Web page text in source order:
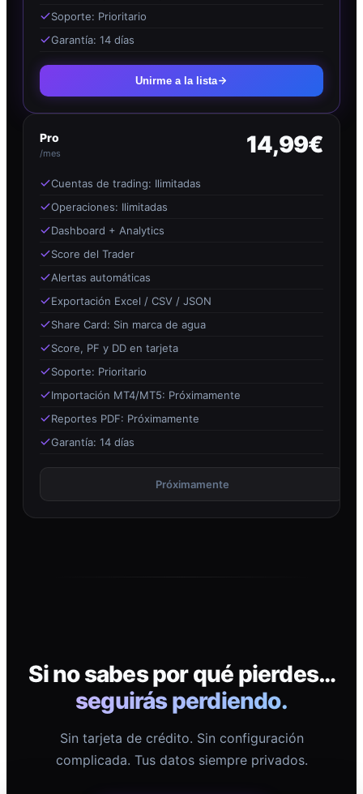
Soporte: Prioritario
Garantía: 14 días
Unirme a la lista
Pro
/mes 14,99€
Cuentas de trading: Ilimitadas
Operaciones: Ilimitadas
Dashboard + Analytics
Score del Trader
Alertas automáticas
Exportación Excel / CSV / JSON
Share Card: Sin marca de agua
Score, PF y DD en tarjeta
Soporte: Prioritario
Importación MT4/MT5: Próximamente
Reportes PDF: Próximamente
Garantía: 14 días
Próximamente
Si no sabes por qué pierdes…
seguirás perdiendo.
Sin tarjeta de crédito. Sin configuración
complicada. Tus datos siempre privados.